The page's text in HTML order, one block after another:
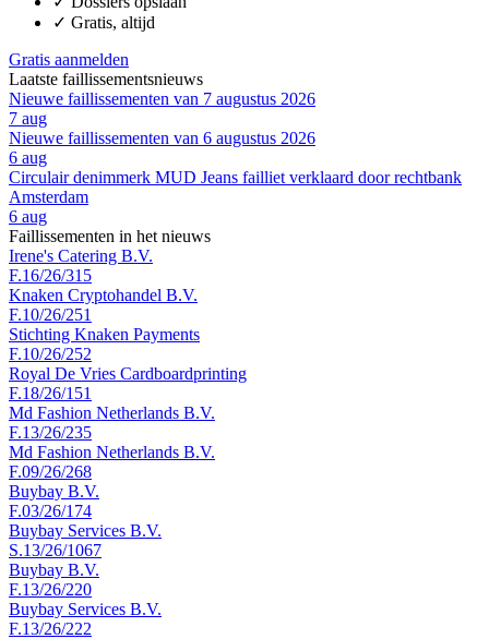
✓ Gratis, altijd
Gratis aanmelden
Laatste faillissementsnieuws
Nieuwe faillissementen van 7 augustus 2026
7 aug
Nieuwe faillissementen van 6 augustus 2026
6 aug
Circulair denimmerk MUD Jeans failliet verklaard door rechtbank
Amsterdam
6 aug
Faillissementen in het nieuws
Irene's Catering B.V.
F.16/26/315
Knaken Cryptohandel B.V.
F.10/26/251
Stichting Knaken Payments
F.10/26/252
Royal De Vries Cardboardprinting
F.18/26/151
Md Fashion Netherlands B.V.
F.13/26/235
Md Fashion Netherlands B.V.
F.09/26/268
Buybay B.V.
F.03/26/174
Buybay Services B.V.
S.13/26/1067
Buybay B.V.
F.13/26/220
Buybay Services B.V.
F.13/26/222